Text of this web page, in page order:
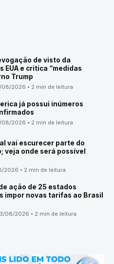
de visto da
EUA e critica “medidas
Trump
08/2026 • 2 min de leitura
já possui inúmeros
08/2026 • 2 min de leitura
vai escurecer parte do
veja onde será possível
2026 • 2 min de leitura
ação de 25 estados
impor novas tarifas ao Brasil
08/2026 • 2 min de leitura